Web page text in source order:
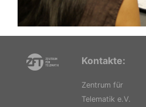
Kontakte:
Zentrum für
Telematik e.V.